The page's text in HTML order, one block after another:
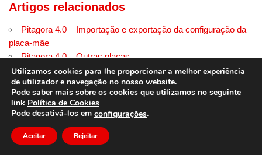
Artigos relacionados
Pitagora 4.0 – Importação e exportação da configuração da
placa-mãe
Pitagora 4.0 – Outras placas
Pitagora 4.0 – Ajuste fino do sistema
Pitagora 4.0 – Mude para o modo de serviço NORMAL
Pitagora 4.0 – Procedimento de autoaprendizagem dos
dados do motor
Utilizamos cookies para lhe proporcionar a melhor experiência
de utilizador e navegação no nosso website.
Pode saber mais sobre os cookies que utilizamos no seguinte
link Política de Cookies
Pode desativá-los em configurações.
Aceitar Rejeitar